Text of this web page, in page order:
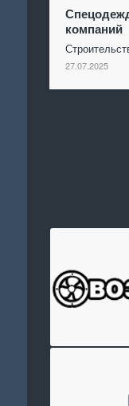
компаний
27.07.2025